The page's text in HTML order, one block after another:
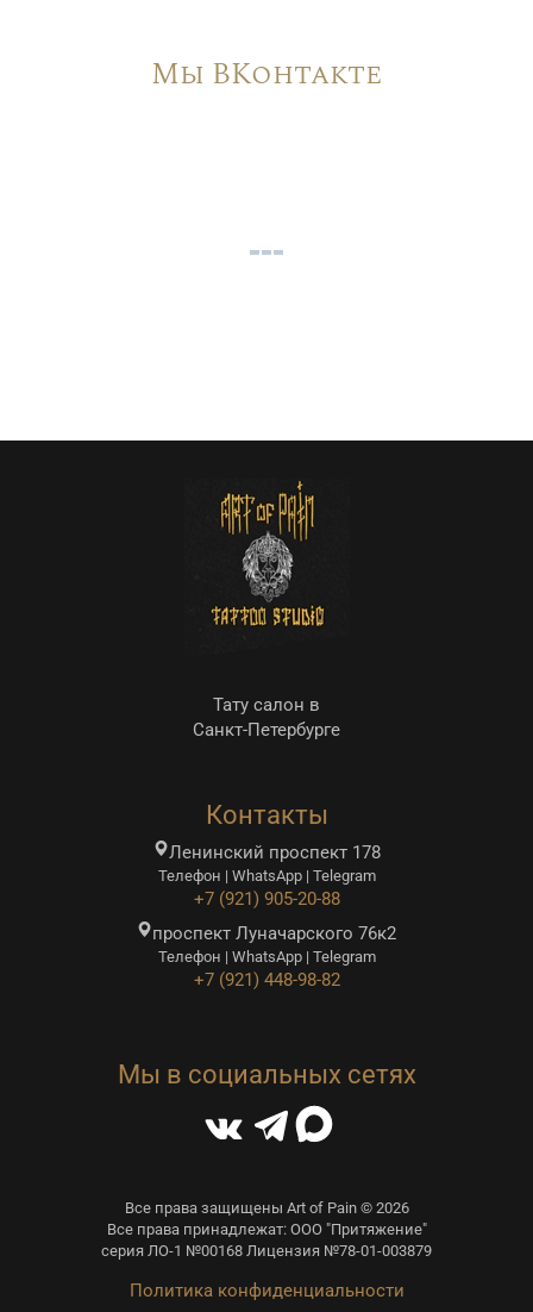
Мы ВКонтакте
Тату салон в
Санкт-Петербурге
Контакты
Ленинский проспект 178
Телефон | WhatsApp | Telegram
+7 (921) 905-20-88
проспект Луначарского 76к2
Телефон | WhatsApp | Telegram
+7 (921) 448-98-82
Мы в социальных сетях
Все права защищены Art of Pain © 2026
Все права принадлежат: ООО "Притяжение"
серия ЛО-1 №00168 Лицензия №78-01-003879
Политика конфиденциальности